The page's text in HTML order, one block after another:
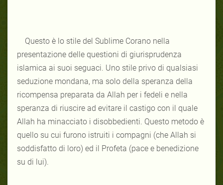
Questo è lo stile del Sublime Corano nella
presentazione delle questioni di giurisprudenza
islamica ai suoi seguaci. Uno stile privo di qualsiasi
seduzione mondana, ma solo della speranza della
ricompensa preparata da Allah per i fedeli e nella
speranza di riuscire ad evitare il castigo con il quale
Allah ha minacciato i disobbedienti. Questo metodo è
quello su cui furono istruiti i compagni (che Allah si
soddisfatto di loro) ed il Profeta (pace e benedizione
su di lui).